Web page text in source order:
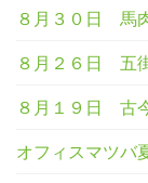
８月３０日 馬
８月２６日 五
８月１９日 古
オフィスマツバ